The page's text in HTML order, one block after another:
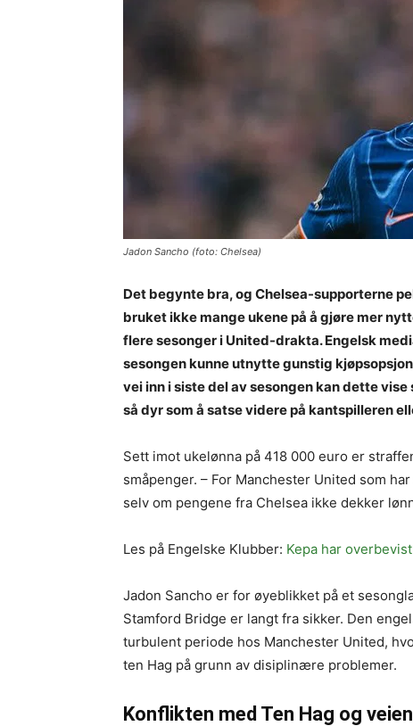
Jadon Sancho (foto: Chelsea)
Det begynte bra, og Chelsea-supporterne
bruket ikke mange ukene på å gjøre mer
flere sesonger i United-drakta. Engelsk
sesongen kunne utnytte gunstig
vei inn i siste del av sesongen kan dette
så dyr som å satse videre på kantspilleren
Sett imot ukelønna på 418 000 euro er
småpenger. – For Manchester United som
selv om pengene fra Chelsea ikke dekker
Les på Engelske Klubber: Kepa har
Jadon Sancho er for øyeblikket på et
Stamford Bridge er langt fra sikker. Den
turbulent periode hos Manchester United,
ten Hag på grunn av disiplinære problemer.
Konflikten med Ten Hag og